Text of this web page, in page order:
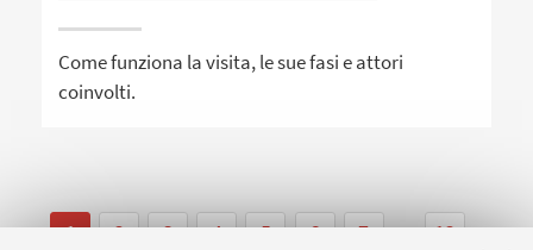
Come funziona la visita, le sue fasi e attori
coinvolti.
1 2 3 4 5 6 7 ... 12